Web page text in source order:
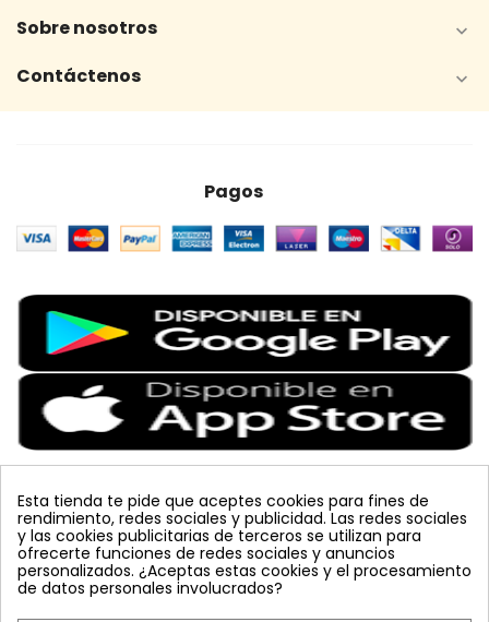
Sobre nosotros 
Contáctenos 
Pagos
Etiquetas Populares
colmena vacuna arbol planta
placa
bombus terrestris
mosquero feromona
Esta tienda te pide que aceptes cookies para fines de
rendimiento, redes sociales y publicidad. Las redes sociales
y las cookies publicitarias de terceros se utilizan para
ofrecerte funciones de redes sociales y anuncios
personalizados. ¿Aceptas estas cookies y el procesamiento
de datos personales involucrados?